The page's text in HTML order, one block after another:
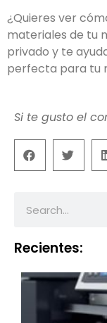
¿Quieres ver
materiales de tu
privado y te
perfecta para tu
Si te gusto el
Recientes: